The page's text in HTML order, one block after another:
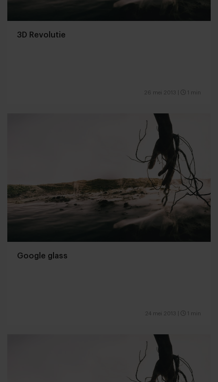
3D Revolutie
26 mei 2013 1 min
Google glass
24 mei 2013 1 min